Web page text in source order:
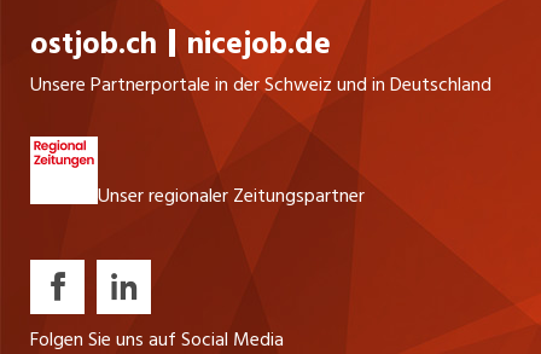
ostjob.ch nicejob.de
Unsere Partnerportale in der Schweiz und in Deutschland
Unser regionaler Zeitungspartner
Folgen Sie uns auf Social Media